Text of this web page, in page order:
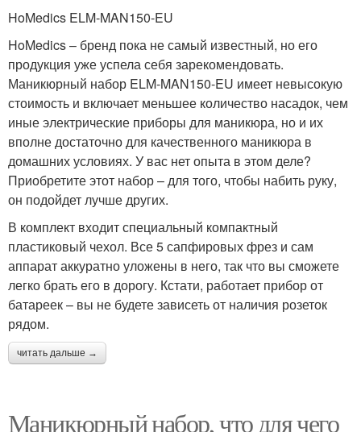
HoMedics ELM-MAN150-EU
HoMedics – бренд пока не самый известный, но его
продукция уже успела себя зарекомендовать.
Маникюрный набор ELM-MAN150-EU имеет невысокую
стоимость и включает меньшее количество насадок, чем
иные электрические приборы для маникюра, но и их
вполне достаточно для качественного маникюра в
домашних условиях. У вас нет опыта в этом деле?
Приобретите этот набор – для того, чтобы набить руку,
он подойдет лучше других.
В комплект входит специальный компактный
пластиковый чехол. Все 5 сапфировых фрез и сам
аппарат аккуратно уложены в него, так что вы сможете
легко брать его в дорогу. Кстати, работает прибор от
батареек – вы не будете зависеть от наличия розеток
рядом.
читать дальше →
Маникюрный набор, что для чего